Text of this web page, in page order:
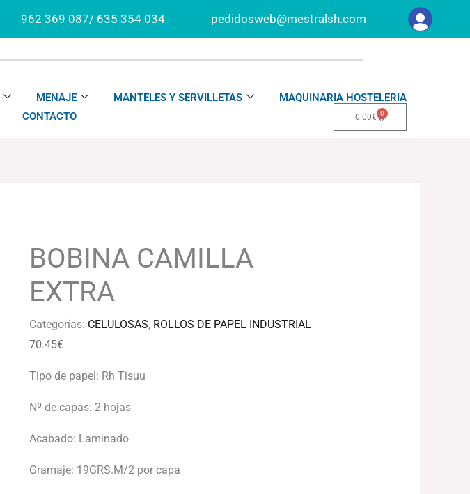
962 369 087/ 635 354 034 pedidosweb@mestralsh.com
MENAJE MANTELES Y SERVILLETAS
MAQUINARIA HOSTELERIA
CONTACTO 0.00€ 0
Carrito
BOBINA CAMILLA
EXTRA
Categorías: CELULOSAS, ROLLOS DE PAPEL INDUSTRIAL
70.45€
Tipo de papel: Rh Tisuu
Nº de capas: 2 hojas
Acabado: Laminado
Gramaje: 19GRS.M/2 por capa
cantidad